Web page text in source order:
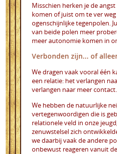
Misschien herken je de
komen of juist om te ver
ogenschijnlijke tegenpolen.
van beide polen meer
meer autonomie komen in
Verbonden zijn... of
We dragen vaak vooral één
een relatie: het verlangen
verlangen naar meer contact.
We hebben de natuurlijke
vertegenwoordigen die is
relationele veld in onze
zenuwstelsel zich
we daarbij vaak de andere
onbewust reageren vanuit